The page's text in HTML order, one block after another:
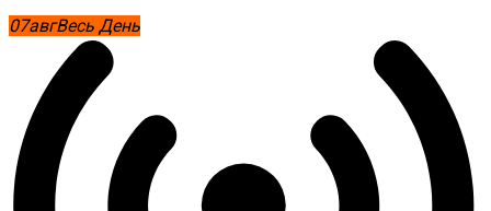
07авгВесь День